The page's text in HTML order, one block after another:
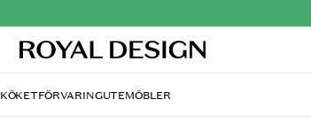
KÖKETFÖRVARINGUTEMÖBLER